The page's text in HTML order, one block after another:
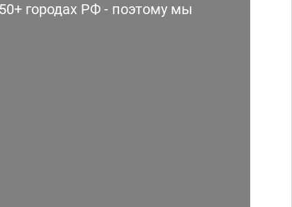
городах РФ - поэтому мы